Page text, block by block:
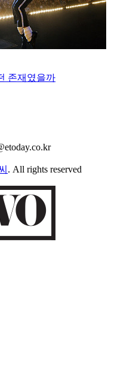
존재였을까
. All rights reserved